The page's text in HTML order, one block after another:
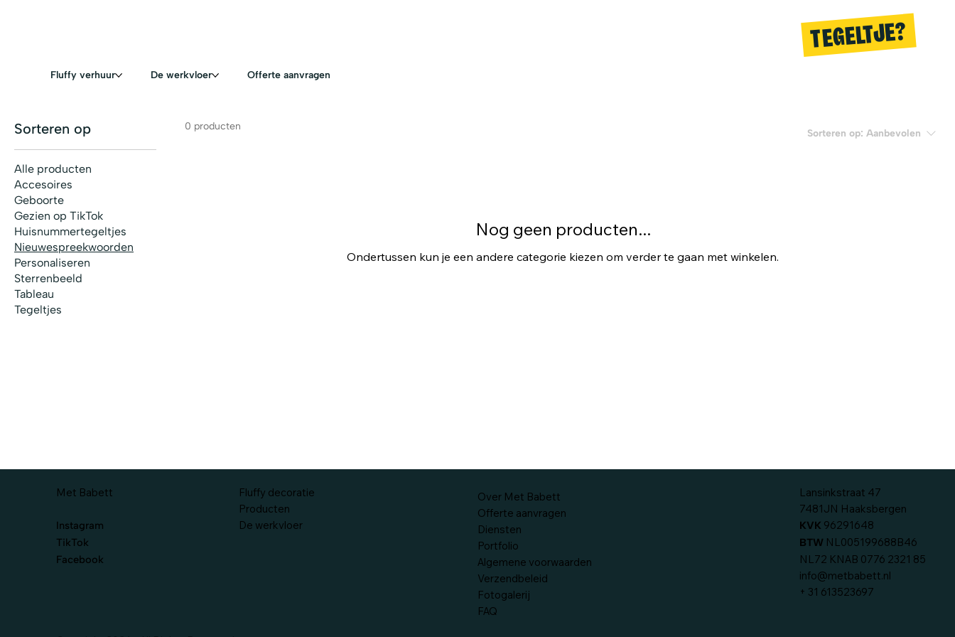
Fluffy verhuur De werkvloer Offerte aanvragen
TEGELTJE?
Sorteren op
Alle producten
Accesoires
Geboorte
Gezien op TikTok
Huisnummertegeltjes
Nieuwespreekwoorden
Personaliseren
Sterrenbeeld
Tableau
Tegeltjes
0 producten
Sorteren op: Aanbevolen
Nog geen producten...
Ondertussen kun je een andere categorie kiezen om verder te gaan met winkelen.
Met Babett
Instagram
TikTok
Facebook
Fluffy decoratie
Producten
De werkvloer
Over Met Babett
Offerte aanvragen
Diensten
Portfolio
Algemene voorwaarden
Verzendbeleid
Fotogalerij
FAQ
Lansinkstraat 47
7481JN Haaksbergen
KVK 96291648
BTW NL005199688B46
NL72 KNAB 0776 2321 85
info@metbabett.nl
+ 31 613523697